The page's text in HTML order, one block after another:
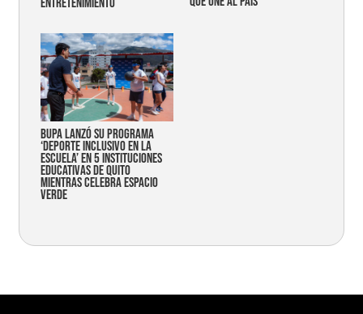
Bupa lanzó su programa
‘Deporte Inclusivo en la
Escuela’ en 5 instituciones
educativas de Quito
mientras celebra espacio
verde